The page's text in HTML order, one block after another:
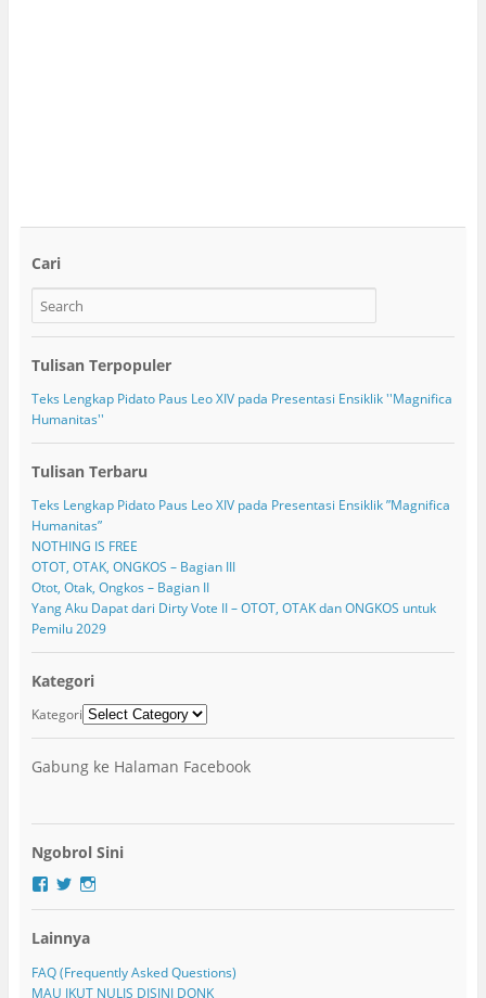
Cari
Tulisan Terpopuler
Teks Lengkap Pidato Paus Leo XIV pada Presentasi Ensiklik ''Magnifica
Humanitas''
Tulisan Terbaru
Teks Lengkap Pidato Paus Leo XIV pada Presentasi Ensiklik ”Magnifica
Humanitas”
NOTHING IS FREE
OTOT, OTAK, ONGKOS – Bagian III
Otot, Otak, Ongkos – Bagian II
Yang Aku Dapat dari Dirty Vote II – OTOT, OTAK dan ONGKOS untuk
Pemilu 2029
Kategori
Kategori
Gabung ke Halaman Facebook
Ngobrol Sini
F
e
o
o
T
t
e
r
g
r
Lainnya
FAQ (Frequently Asked Questions)
MAU IKUT NULIS DISINI DONK